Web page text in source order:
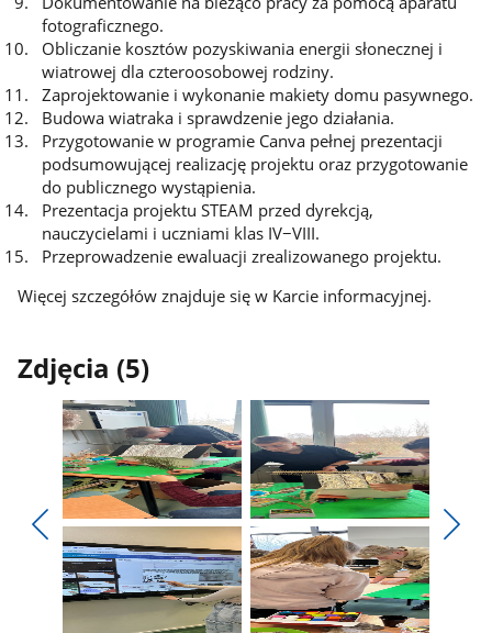
fotograficznego.
Obliczanie kosztów pozyskiwania energii słonecznej i
wiatrowej dla czteroosobowej rodziny.
Zaprojektowanie i wykonanie makiety domu pasywnego.
Budowa wiatraka i sprawdzenie jego działania.
Przygotowanie w programie Canva pełnej prezentacji
podsumowującej realizację projektu oraz przygotowanie
do publicznego wystąpienia.
Prezentacja projektu STEAM przed dyrekcją,
nauczycielami i uczniami klas IV−VIII.
Przeprowadzenie ewaluacji zrealizowanego projektu.
Więcej szczegółów znajduje się w Karcie informacyjnej.
Zdjęcia (5)
Pokaż
poprzednie
zdjęcia
Pokaż
zdjęcie
1
z
galerii.
Pokaż
zdjęcie
2
z
galerii.